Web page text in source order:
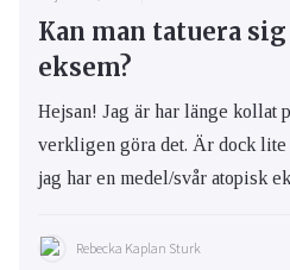
Kan man tatuera
eksem?
Hejsan! Jag är har länge kollat
verkligen göra det. Är dock
jag har en medel/svår atopisk
Rebecka Kaplan Sturk